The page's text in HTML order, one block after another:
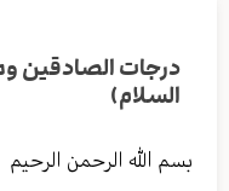
درجات الصادقين
السلام)
بسم الله الرحمن الرحيم